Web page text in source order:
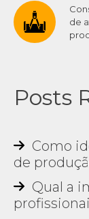
de
Posts
Como
de
Qual a